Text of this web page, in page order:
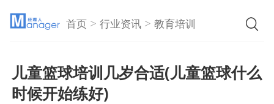
首页 >行业资讯 >教育培训
儿童篮球培训几岁合适(儿童篮球什么
时候开始练好)